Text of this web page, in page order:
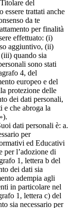
del
essere trattati anche
da te
per finalità
effettuato: (i)
aggiuntivo, (ii)
quando sia
sono stati
4, del
europeo e del
protezione delle
dei dati personali,
e che abroga la
dati personali è: a.
per
ed Educativi
per l’adozione di
1, lettera b del
dei dati sia
adempia agli
in particolare nel
1, lettera c) del
sia necessario per